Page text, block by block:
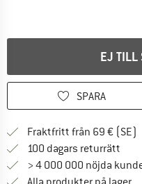
EJ TILL
SPARA
Fraktfritt från 69 € (SE)
100 dagars returrätt
> 4 000 000 nöjda